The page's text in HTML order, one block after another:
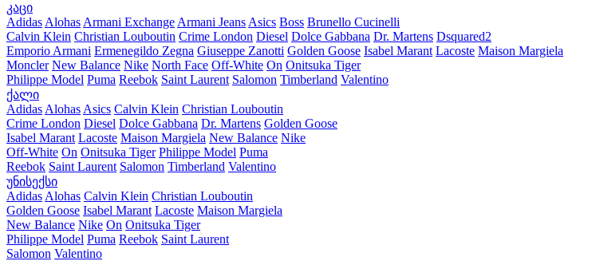
კაცი
Adidas Alohas Armani Exchange Armani Jeans Asics Boss Brunello Cucinelli
Calvin Klein Christian Louboutin Crime London Diesel Dolce Gabbana Dr. Martens Dsquared2
Emporio Armani Ermenegildo Zegna Giuseppe Zanotti Golden Goose Isabel Marant Lacoste Maison Margiela
Moncler New Balance Nike North Face Off-White On Onitsuka Tiger
Philippe Model Puma Reebok Saint Laurent Salomon Timberland Valentino
ქალი
Adidas Alohas Asics Calvin Klein Christian Louboutin
Crime London Diesel Dolce Gabbana Dr. Martens Golden Goose
Isabel Marant Lacoste Maison Margiela New Balance Nike
Off-White On Onitsuka Tiger Philippe Model Puma
Reebok Saint Laurent Salomon Timberland Valentino
უნისექსი
Adidas Alohas Calvin Klein Christian Louboutin
Golden Goose Isabel Marant Lacoste Maison Margiela
New Balance Nike On Onitsuka Tiger
Philippe Model Puma Reebok Saint Laurent
Salomon Valentino